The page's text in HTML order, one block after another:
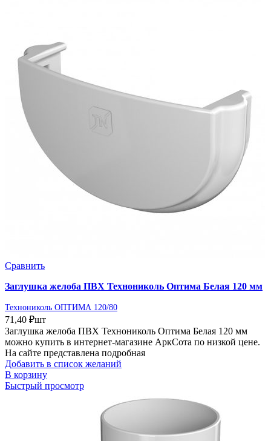
Сравнить
Заглушка желоба ПВХ Технониколь Оптима Белая 120 мм
Технониколь ОПТИМА 120/80
71,40 ₽шт
Заглушка желоба ПВХ Технониколь Оптима Белая 120 мм
можно купить в интернет-магазине АркСота по низкой цене.
На сайте представлена подробная
Добавить в список желаний
В корзину
Быстрый просмотр